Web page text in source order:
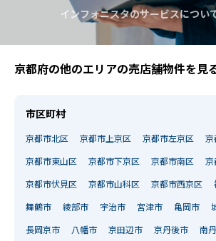
インフォニスタのサービスについ
京都府の他のエリアの売店舗物件を見
市区町村
京都市北区 京都市上京区 京都市左京区 京
京都市東山区 京都市下京区 京都市南区 京
京都市伏見区 京都市山科区 京都市西京区
舞鶴市 綾部市 宇治市 宮津市 亀岡市
長岡京市 八幡市 京田辺市 京丹後市 南